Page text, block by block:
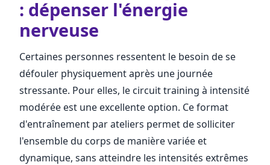
: dépenser l'énergie
nerveuse
Certaines personnes ressentent le besoin de se
défouler physiquement après une journée
stressante. Pour elles, le circuit training à intensité
modérée est une excellente option. Ce format
d'entraînement par ateliers permet de solliciter
l'ensemble du corps de manière variée et
dynamique, sans atteindre les intensités extrêmes